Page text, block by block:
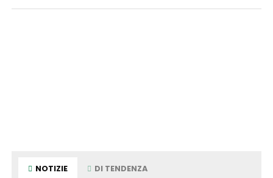
NOTIZIE DI TENDENZA